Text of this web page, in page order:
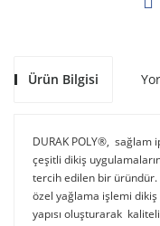
Ürün Bilgisi
DURAK POLY®, sağlam
çeşitli dikiş
tercih edilen bir
özel yağlama işlemi
yapısı oluşturarak